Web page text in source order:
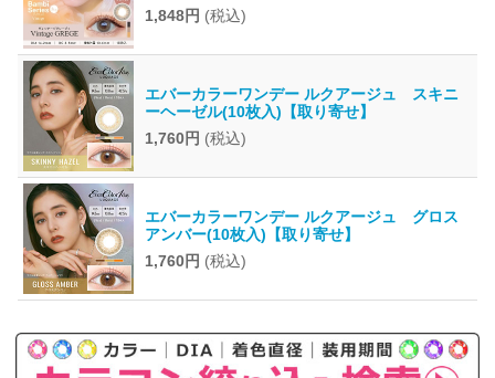
1,848円 (税込)
エバーカラーワンデー ルクアージュ スキニ
ーヘーゼル(10枚入)【取り寄せ】
1,760円 (税込)
エバーカラーワンデー ルクアージュ グロス
アンバー(10枚入)【取り寄せ】
1,760円 (税込)